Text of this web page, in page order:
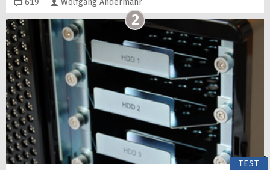
619 Wolfgang Andermahr
2
TEST